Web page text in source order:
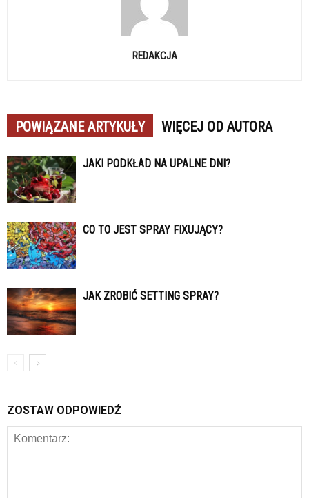
REDAKCJA
POWIĄZANE ARTYKUŁY WIĘCEJ OD AUTORA
JAKI PODKŁAD NA UPALNE DNI?
CO TO JEST SPRAY FIXUJĄCY?
JAK ZROBIĆ SETTING SPRAY?
ZOSTAW ODPOWIEDŹ